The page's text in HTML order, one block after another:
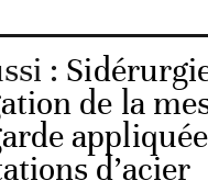
:
de la
d’acier